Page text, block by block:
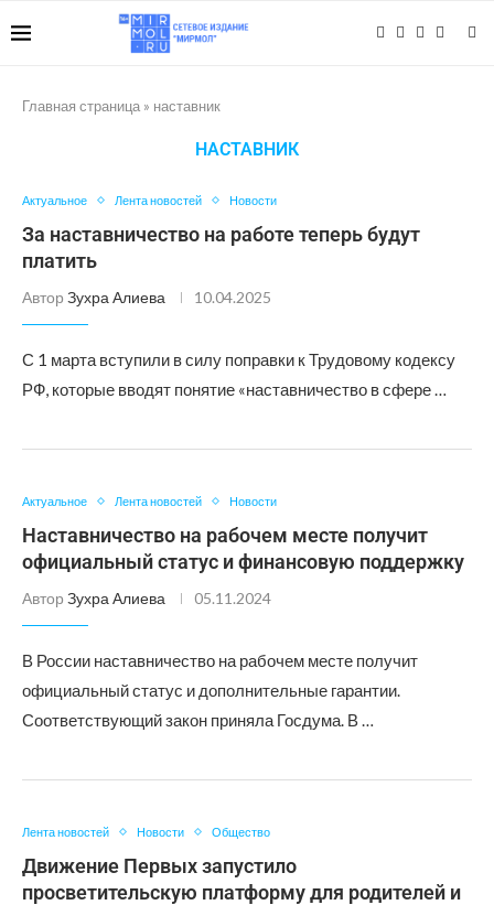
Главная страница » наставник
НАСТАВНИК
Актуальное Лента новостей Новости
За наставничество на работе теперь будут
платить
Автор Зухра Алиева 10.04.2025
С 1 марта вступили в силу поправки к Трудовому кодексу
РФ, которые вводят понятие «наставничество в сфере …
Актуальное Лента новостей Новости
Наставничество на рабочем месте получит
официальный статус и финансовую поддержку
Автор Зухра Алиева 05.11.2024
В России наставничество на рабочем месте получит
официальный статус и дополнительные гарантии.
Соответствующий закон приняла Госдума. В …
Лента новостей Новости Общество
Движение Первых запустило
просветительскую платформу для родителей и